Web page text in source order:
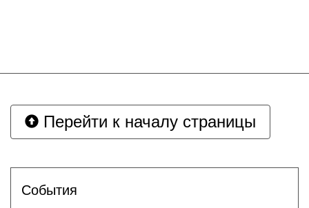
Перейти к началу страницы
События